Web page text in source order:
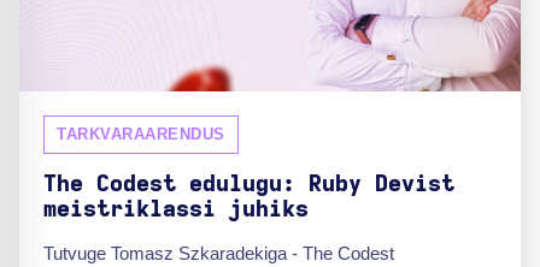
TARKVARAARENDUS
The Codest edulugu: Ruby Devist
meistriklassi juhiks
Tutvuge Tomasz Szkaradekiga - The Codest